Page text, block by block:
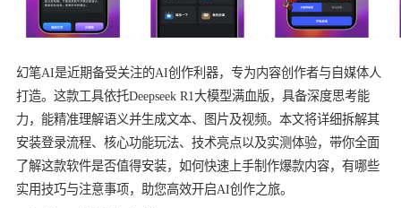
幻笔AI是近期备受关注的AI创作利器，专为内容创作者与自媒体人
打造。这款工具依托Deepseek R1大模型满血版，具备深度思考能
力，能精准理解语义并生成文本、图片及视频。本文将详细拆解其
安装登录流程、核心功能玩法、技术亮点以及实测体验，带你全面
了解这款软件是否值得安装，如何快速上手制作爆款内容，有哪些
实用技巧与注意事项，助您高效开启AI创作之旅。